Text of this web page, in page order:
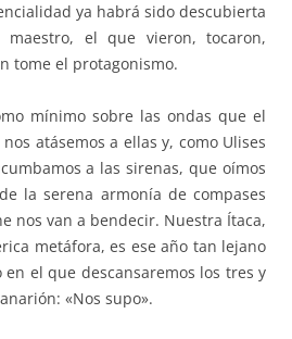
ya habrá sido descubierta
el que vieron, tocaron,
tome el protagonismo.
mínimo sobre las ondas que el
atásemos a ellas y, como Ulises
a las sirenas, que oímos
la serena armonía de compases
nos van a bendecir. Nuestra Ítaca,
metáfora, es ese año tan lejano
el que descansaremos los tres y
«Nos supo».